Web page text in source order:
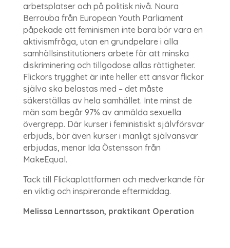
arbetsplatser och på politisk nivå. Noura
Berrouba från European Youth Parliament
påpekade att feminismen inte bara bör vara en
aktivismfråga, utan en grundpelare i alla
samhällsinstitutioners arbete för att minska
diskriminering och tillgodose allas rättigheter.
Flickors trygghet är inte heller ett ansvar flickor
själva ska belastas med – det måste
säkerställas av hela samhället. Inte minst de
män som begår 97% av anmälda sexuella
övergrepp. Där kurser i feministiskt självförsvar
erbjuds, bör även kurser i manligt självansvar
erbjudas, menar Ida Östensson från
MakeEqual.
Tack till Flickaplattformen och medverkande för
en viktig och inspirerande eftermiddag.
Melissa Lennartsson, praktikant Operation